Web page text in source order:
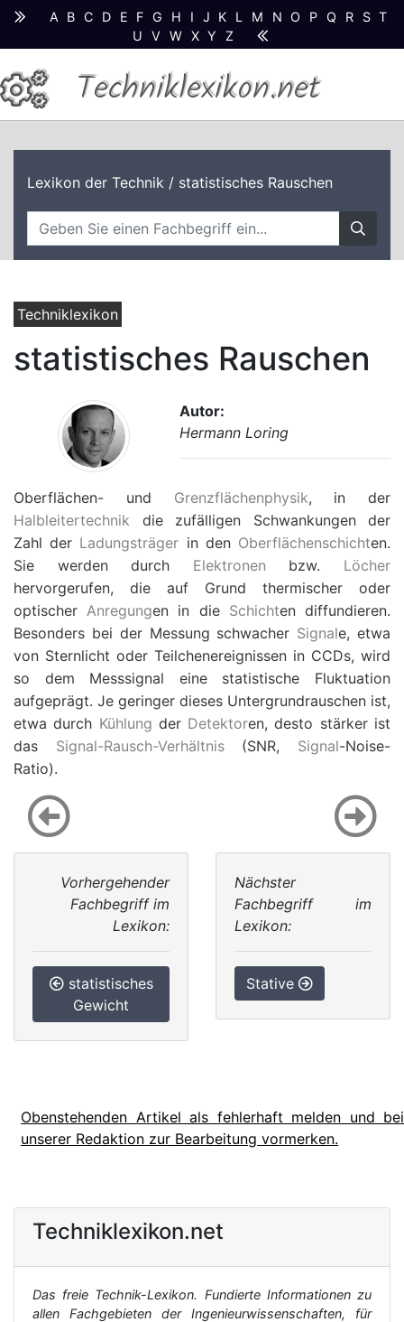
A B C D E F G H I J K L M N O P Q R S T
U
V W X Y Z
Techniklexikon.net
Lexikon der Technik / statistisches Rauschen
Techniklexikon
statistisches Rauschen
Autor:
Hermann Loring
Oberflächen- und Grenzflächenphysik, in der
Halbleitertechnik die zufälligen Schwankungen der
Zahl der Ladungsträger in den Oberflächenschichten.
Sie werden durch Elektronen bzw. Löcher
hervorgerufen, die auf Grund thermischer oder
optischerAnregungen in die Schichten diffundieren.
Besonders bei der Messung schwacher Signale, etwa
von Sternlicht oder Teilchenereignissen in CCDs, wird
so dem Messsignal eine statistische Fluktuation
aufgeprägt. Je geringer dieses Untergrundrauschen ist,
etwa durch Kühlung der Detektoren, desto stärker ist
das Signal-Rausch-Verhältnis(SNR, Signal-Noise-
Ratio).
Vorhergehender
Fachbegriff im
Lexikon:
statistisches
Gewicht
Nächster
Fachbegriff im
Lexikon:
Stative
Obenstehenden Artikel als fehlerhaft melden und bei
unserer Redaktion zur Bearbeitung vormerken.
Techniklexikon.net
Das freie Technik-Lexikon. Fundierte Informationen zu
allen Fachgebieten der Ingenieurwissenschaften, für